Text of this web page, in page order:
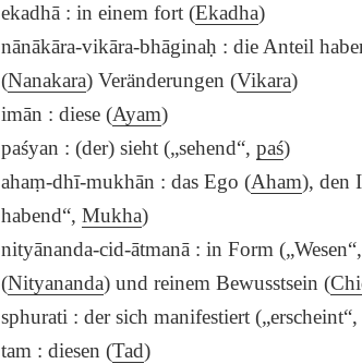
ekadhā : in einem fort (Ekadha)
nānākāra-vikāra-bhāginaḥ : die Anteil
(Nanakara) Veränderungen (Vikara)
imān : diese (Ayam)
paśyan : (der) sieht („sehend“,paś)
ahaṃ-dhī-mukhān : das Ego (Aham), den
habend“,Mukha)
nityānanda-cid-ātmanā : in Form („Wesen“,
(Nityananda) und reinem Bewusstsein (
sphurati : der sich manifestiert
tam : diesen (Tad)